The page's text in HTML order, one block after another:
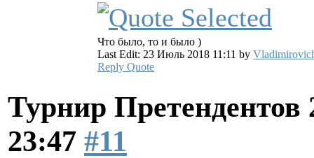
Что было, то и было )
Last Edit: 23 Июль 2018 11:11 by
Reply Quote
Турнир
23:47 #11